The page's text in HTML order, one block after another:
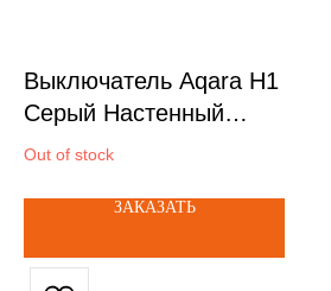
Выключатель Aqara H1
Серый Настенный
выключатель без
Out of stock
ЗАКАЗАТЬ